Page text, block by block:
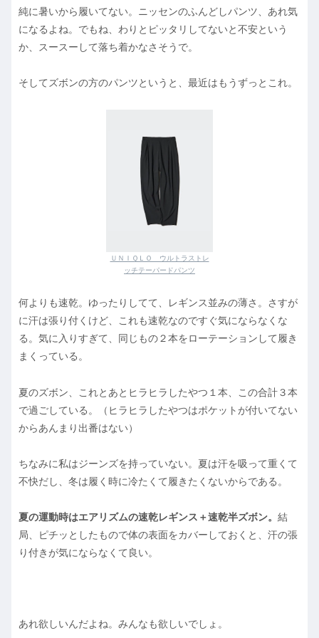
純に暑いから履いてない。ニッセンのふんどしパンツ、あれ気
になるよね。でもね、わりとピッタリしてないと不安という
か、スースーして落ち着かなさそうで。
そしてズボンの方のパンツというと、最近はもうずっとこれ。
ＵＮＩＱＬＯ ウルトラストレ
ッチテーパードパンツ
何よりも速乾。ゆったりしてて、レギンス並みの薄さ。さすが
に汗は張り付くけど、これも速乾なのですぐ気にならなくな
る。気に入りすぎて、同じもの２本をローテーションして履き
まくっている。
夏のズボン、これとあとヒラヒラしたやつ１本、この合計３本
で過ごしている。（ヒラヒラしたやつはポケットが付いてない
からあんまり出番はない）
ちなみに私はジーンズを持っていない。夏は汗を吸って重くて
不快だし、冬は履く時に冷たくて履きたくないからである。
夏の運動時はエアリズムの速乾レギンス＋速乾半ズボン。 結
局、ピチッとしたもので体の表面をカバーしておくと、汗の張
り付きが気にならなくて良い。
あれ欲しいんだよね。みんなも欲しいでしょ。